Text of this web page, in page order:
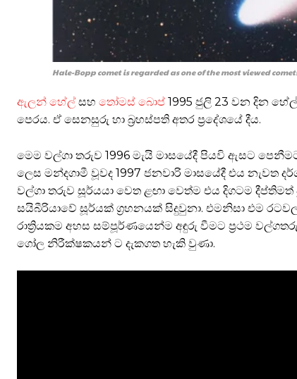
Hale-Bopp comet is regarded as one of the most viewed
ඇලන් හේල් සහ තෝමස් බොප් 1995 ජුලි 23 වන දින
පෙරය. ඒ සෙනසුරු හා බ්‍රහස්පති අතර ප්‍රදේශයේ දීය.
මෙම වල්ගා තරුව 1996 මැයි මාසයේදී පියවි ඇසට
ලෙස මන්දගාමී වූවද 1997 ජනවාරි මාසයේදී එය
වල්ගා තරුව සූර්යයා වෙත ළඟා වෙත්ම එය දිගටම
සයිබීරියාවේ සූර්යක් ග්‍රහනයක් සිදුවුනා. එමනිසා එම
රාත්‍රියකම අහස සම්පූර්ණයෙන්ම අඳුරු වීමට ප්‍රථම
ගෝල නිරීක්ෂකයන් ට දැකගත හැකි වුණා.